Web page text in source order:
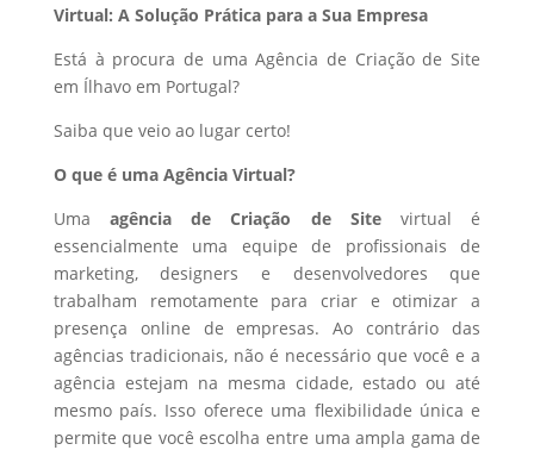
Virtual: A Solução Prática para a Sua Empresa
Está à procura de uma Agência de Criação de Site
em Ílhavo em Portugal?
Saiba que veio ao lugar certo!
O que é uma Agência Virtual?
Uma agência de Criação de Site virtual é
essencialmente uma equipe de profissionais de
marketing, designers e desenvolvedores que
trabalham remotamente para criar e otimizar a
presença online de empresas. Ao contrário das
agências tradicionais, não é necessário que você e a
agência estejam na mesma cidade, estado ou até
mesmo país. Isso oferece uma flexibilidade única e
permite que você escolha entre uma ampla gama de